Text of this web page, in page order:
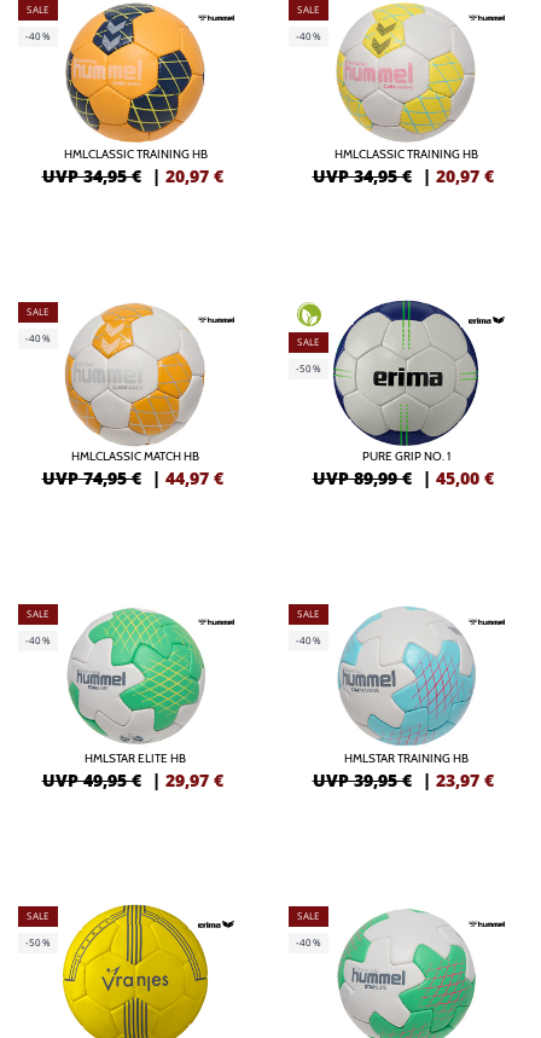
SALE
-40%
HMLCLASSIC TRAINING HB
UVP 34,95 € | 20,97 €
SALE
-40%
HMLCLASSIC TRAINING HB
UVP 34,95 € | 20,97 €
SALE
-40%
HMLCLASSIC MATCH HB
UVP 74,95 € | 44,97 €
SALE
-50%
PURE GRIP NO. 1
UVP 89,99 € | 45,00 €
SALE
-40%
HMLSTAR ELITE HB
UVP 49,95 € | 29,97 €
SALE
-40%
HMLSTAR TRAINING HB
UVP 39,95 € | 23,97 €
SALE
-50%
SALE
-40%